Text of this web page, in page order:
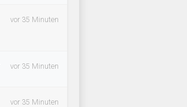
vor 35 Minuten
vor 35 Minuten
vor 35 Minuten